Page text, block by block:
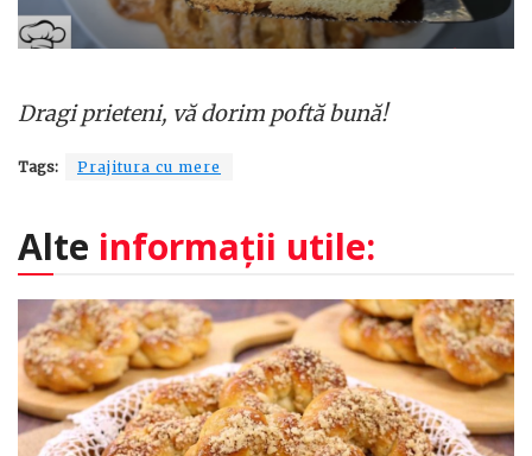
Dragi prieteni, vă dorim poftă bună!
Tags: Prajitura cu mere
Alte informații utile: